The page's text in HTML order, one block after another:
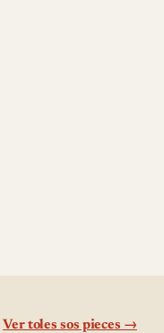
Ver toles sos pieces →